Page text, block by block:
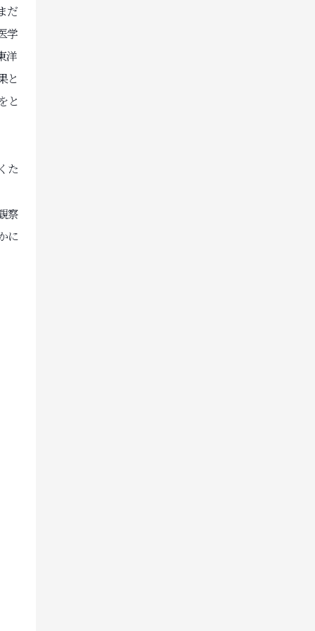
だ
学
洋
と
と
た
察
に